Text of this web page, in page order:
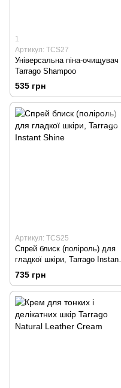
1
Артикул: TCS27
Універсальна піна-очищувач
Tarrago Shampoo
535 грн
Артикул: TCS25
Спрей блиск (поліроль) для
гладкої шкіри, Tarrago Instant
Shine
735 грн